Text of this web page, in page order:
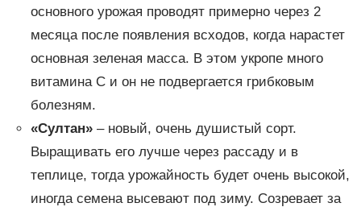
основного урожая проводят примерно через 2
месяца после появления всходов, когда нарастет
основная зеленая масса. В этом укропе много
витамина C и он не подвергается грибковым
болезням.
«Султан»– новый, очень душистый сорт.
Выращивать его лучше через рассаду и в
теплице, тогда урожайность будет очень высокой,
иногда семена высевают под зиму. Созревает за